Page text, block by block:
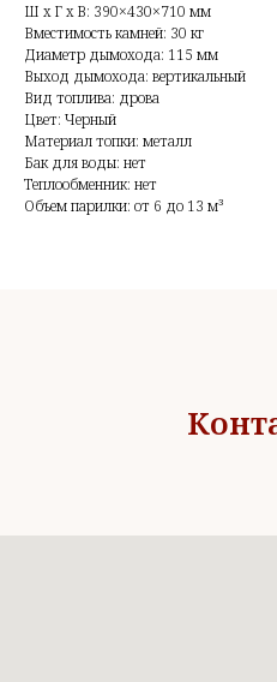
Ш x Г x В: 390×430×710 мм
Вместимость камней: 30 кг
Диаметр дымохода: 115 мм
Выход дымохода: вертикальный
Вид топлива: дрова
Цвет: Черный
Материал топки: металл
Бак для воды: нет
Теплообменник: нет
Объем парилки: от 6 до 13 м³